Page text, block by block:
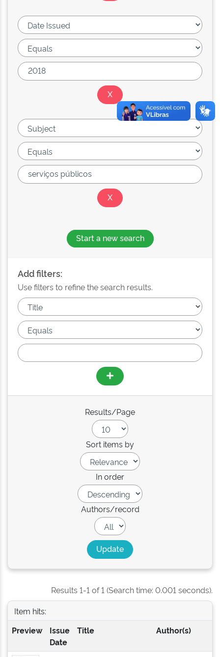
Start a new search
Add filters:
Use filters to refine the search results.
Results/Page
Sort items by
In order
Authors/record
Results 1-1 of 1 (Search time: 0.001 seconds).
Item hits:
Preview
Issue
Date
Title Author(s)